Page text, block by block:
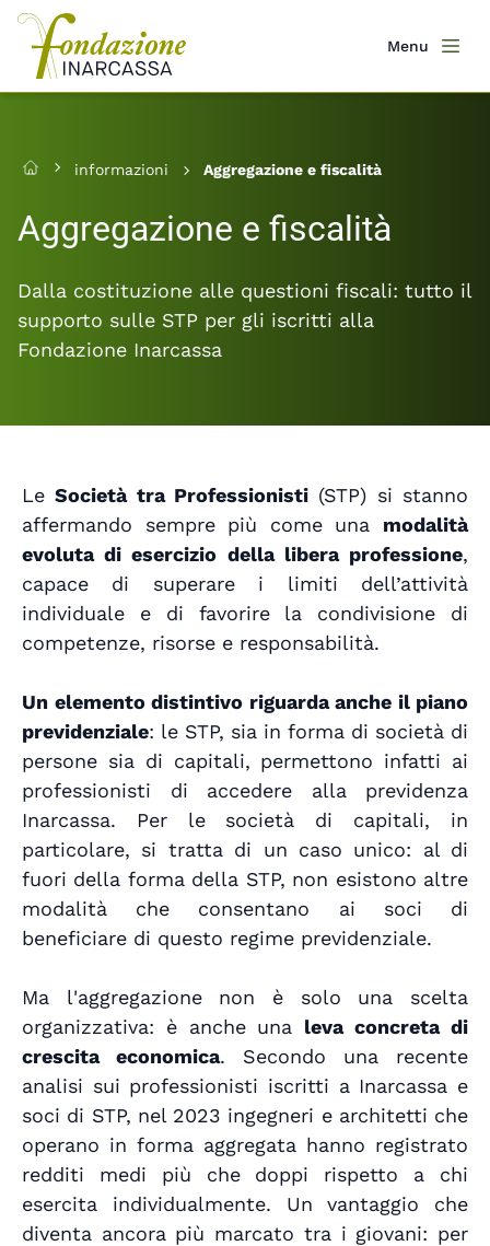
Salta
contenuto
principale
Menu
Home informazioni Aggregazione e fiscalità
Aggregazione e fiscalità
Dalla costituzione alle questioni fiscali: tutto il
supporto sulle STP per gli iscritti alla
Fondazione Inarcassa
LeSocietà tra Professionisti (STP) si stanno
affermando sempre più come una modalità
evoluta di esercizio della libera professione,
capace di superare i limiti dell’attività
individuale e di favorire la condivisione di
competenze, risorse e responsabilità.
Un elemento distintivo riguarda anche il piano
previdenziale: le STP, sia in forma di società di
persone sia di capitali, permettono infatti ai
professionisti di accedere alla previdenza
Inarcassa. Per le società di capitali, in
particolare, si tratta di un caso unico: al di
fuori della forma della STP, non esistono altre
modalità che consentano ai soci di
beneficiare di questo regime previdenziale.
Ma l'aggregazione non è solo una scelta
organizzativa: è anche una leva concreta di
crescita economica. Secondo una recente
analisi sui professionisti iscritti a Inarcassa e
soci di STP, nel 2023 ingegneri e architetti che
operano in forma aggregata hanno registrato
redditi medi più che doppi rispetto a chi
esercita individualmente. Un vantaggio che
diventa ancora più marcato tra i giovani: per